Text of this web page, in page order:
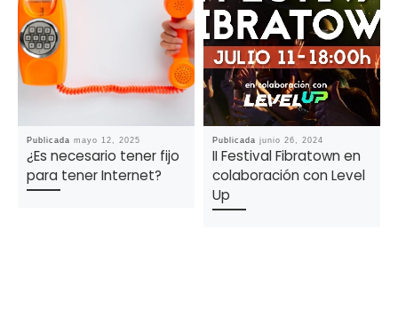
Publicadamayo 12, 2025
¿Es necesario tener fijo
para tener Internet?
Publicadajunio 26, 2024
II Festival Fibratown en
colaboración con Level
Up